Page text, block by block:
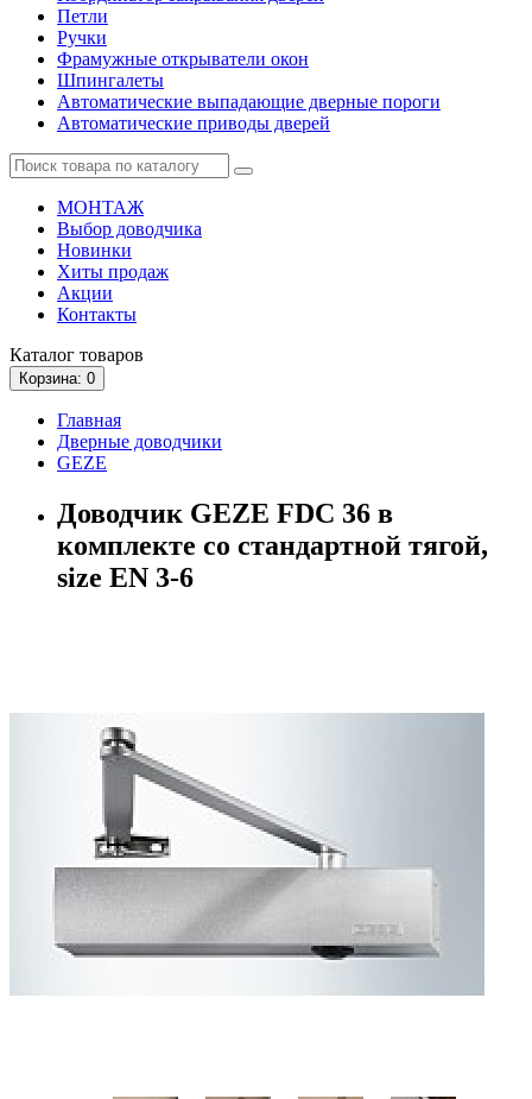
Петли
Ручки
Фрамужные открыватели окон
Шпингалеты
Автоматические выпадающие дверные пороги
Автоматические приводы дверей
МОНТАЖ
Выбор доводчика
Новинки
Хиты продаж
Акции
Контакты
Каталог товаров
Корзина: 0
Главная
Дверные доводчики
GEZE
Доводчик GEZE FDC 36 в
комплекте со стандартной тягой,
size EN 3-6